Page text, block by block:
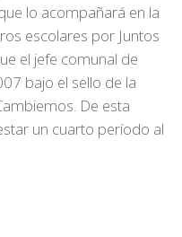
lo acompañará en la
escolares por Juntos
el jefe comunal de
bajo el sello de la
De esta
un cuarto período al